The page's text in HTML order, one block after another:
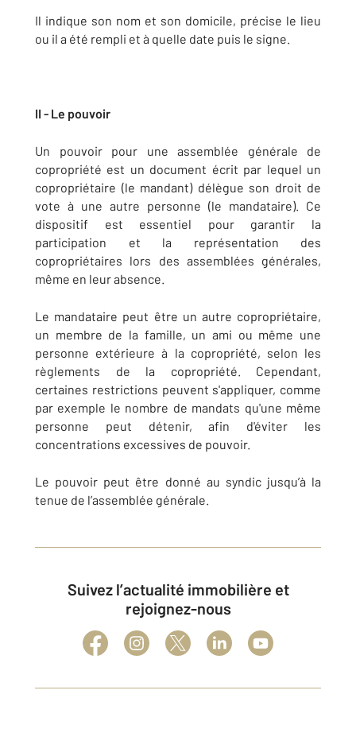
Il indique son nom et son domicile, précise le lieu
ou il a été rempli et à quelle date puis le signe.
II - Le pouvoir
Un pouvoir pour une assemblée générale de
copropriété est un document écrit par lequel un
copropriétaire (le mandant) délègue son droit de
vote à une autre personne (le mandataire). Ce
dispositif est essentiel pour garantir la
participation et la représentation des
copropriétaires lors des assemblées générales,
même en leur absence.
Le mandataire peut être un autre copropriétaire,
un membre de la famille, un ami ou même une
personne extérieure à la copropriété, selon les
règlements de la copropriété. Cependant,
certaines restrictions peuvent s'appliquer, comme
par exemple le nombre de mandats qu'une même
personne peut détenir, afin d'éviter les
concentrations excessives de pouvoir.
Le pouvoir peut être donné au syndic jusqu’à la
tenue de l’assemblée générale.
Suivez l’actualité immobilière et
rejoignez-nous